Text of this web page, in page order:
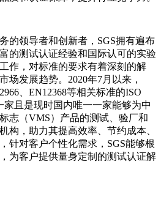
的领导者和创新者，SGS拥有遍布
的测试认证经验和国际认可的实验
作，对标准的要求有着深刻的解
场发展趋势。2020年7月以来，
、EN12368等相关标准的ISO
家且是现时国内唯一一家能够为中
志（VMS）产品的测试、验厂和
构，助力其提高效率、节约成本、
针对客户个性化需求，SGS能够根
为客户提供量身定制的测试认证解